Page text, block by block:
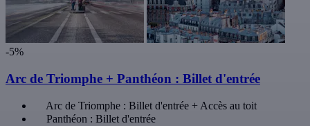
-5%
Arc de Triomphe + Panthéon : Billet d'entrée
Arc de Triomphe : Billet d'entrée + Accès au toit
Panthéon : Billet d'entrée